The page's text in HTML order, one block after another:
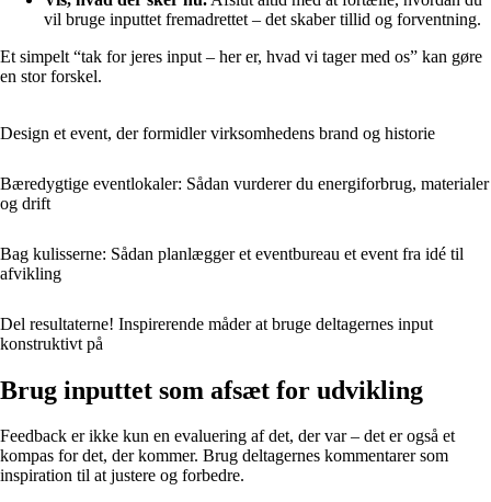
vil bruge inputtet fremadrettet – det skaber tillid og forventning.
Et simpelt “tak for jeres input – her er, hvad vi tager med os” kan gøre
en stor forskel.
Design et event, der formidler virksomhedens brand og historie
Bæredygtige eventlokaler: Sådan vurderer du energiforbrug, materialer
og drift
Bag kulisserne: Sådan planlægger et eventbureau et event fra idé til
afvikling
Del resultaterne! Inspirerende måder at bruge deltagernes input
konstruktivt på
Brug inputtet som afsæt for udvikling
Feedback er ikke kun en evaluering af det, der var – det er også et
kompas for det, der kommer. Brug deltagernes kommentarer som
inspiration til at justere og forbedre.